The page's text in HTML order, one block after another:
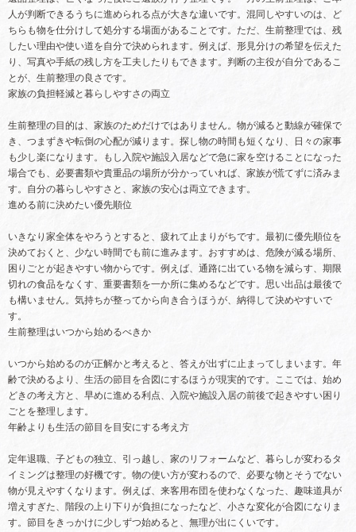
人が判断できるうちに進められる点が大きな違いです。混同しやすいのは、ど
ちらも物を仕分けして処分する場面があることです。ただ、生前整理では、残
したい理由や使い道を自分で決められます。例えば、形見分けの希望を伝えた
り、写真や手紙の残し方を工夫したりもできます。判断の主役が自分であるこ
とが、生前整理の良さです。
家族の負担軽減と暮らしやすさの両立
生前整理の目的は、家族のためだけではありません。物が減ると動線が確保で
き、つまずきや転倒の心配が減ります。探し物の時間も短くなり、日々の家事
も少し楽になります。もし入院や施設入居などで急に家を空けることになった
場合でも、必要書類や貴重品の場所が分かっていれば、家族が慌てずに済みま
す。自分の暮らしやすさと、家族の安心は両立できます。
進める前に決めたい優先順位
いきなり家全体をやろうとすると、疲れて止まりがちです。最初に優先順位を
決めておくと、少ない時間でも前に進みます。おすすめは、危険が減る場所、
困りごとが起きやすい物からです。例えば、通路に出ている物を減らす、期限
切れの食品をなくす、重要書類を一か所に集めるなどです。思い出品は最後で
も構いません。気持ちが整ってから向き合うほうが、納得して決めやすいで
す。
生前整理はいつから始めるべきか
いつから始めるのが正解かと考えると、答えが出ずに止まってしまいます。年
齢で決めるより、生活の節目を合図にするほうが現実的です。ここでは、始め
どきの考え方と、早めに進める利点、入院や施設入居の前後で起きやすい困り
ごとを整理します。
年齢よりも生活の節目を目安にする考え方
定年退職、子どもの独立、引っ越し、家のリフォームなど、暮らしが変わるタ
イミングは整理の好機です。物の使い方が変わるので、必要な物とそうでない
物が見えやすくなります。例えば、来客用布団を使わなくなった、趣味道具が
増えすぎた、階段の上り下りが負担になったなど、小さな変化が合図になりま
す。節目をきっかけに少しずつ始めると、無理が出にくいです。